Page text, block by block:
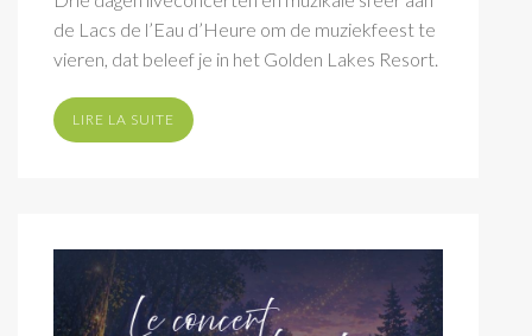
de Lacs de l’Eau d’Heure om de muziekfeest te
vieren, dat beleef je in het Golden Lakes Resort.
LIRE LA SUITE